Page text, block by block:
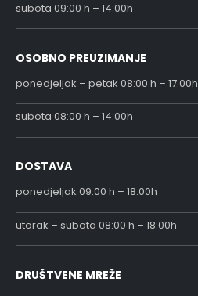
subota 09:00 h – 14:00h
OSOBNO PREUZIMANJE
ponedjeljak – petak 08:00 h – 17:00h
subota 08:00 h – 14:00h
DOSTAVA
ponedjeljak 09:00 h – 18:00h
utorak – subota 08:00 h – 18:00h
DRUŠTVENE MREŽE